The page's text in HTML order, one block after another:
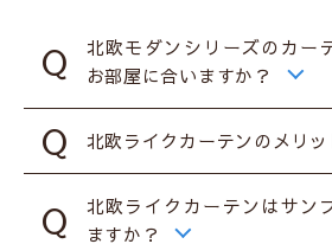
北欧モダンシリーズのカー
お部屋に合いますか？
北欧ライクカーテンのメリッ
北欧ライクカーテンはサン
ますか？